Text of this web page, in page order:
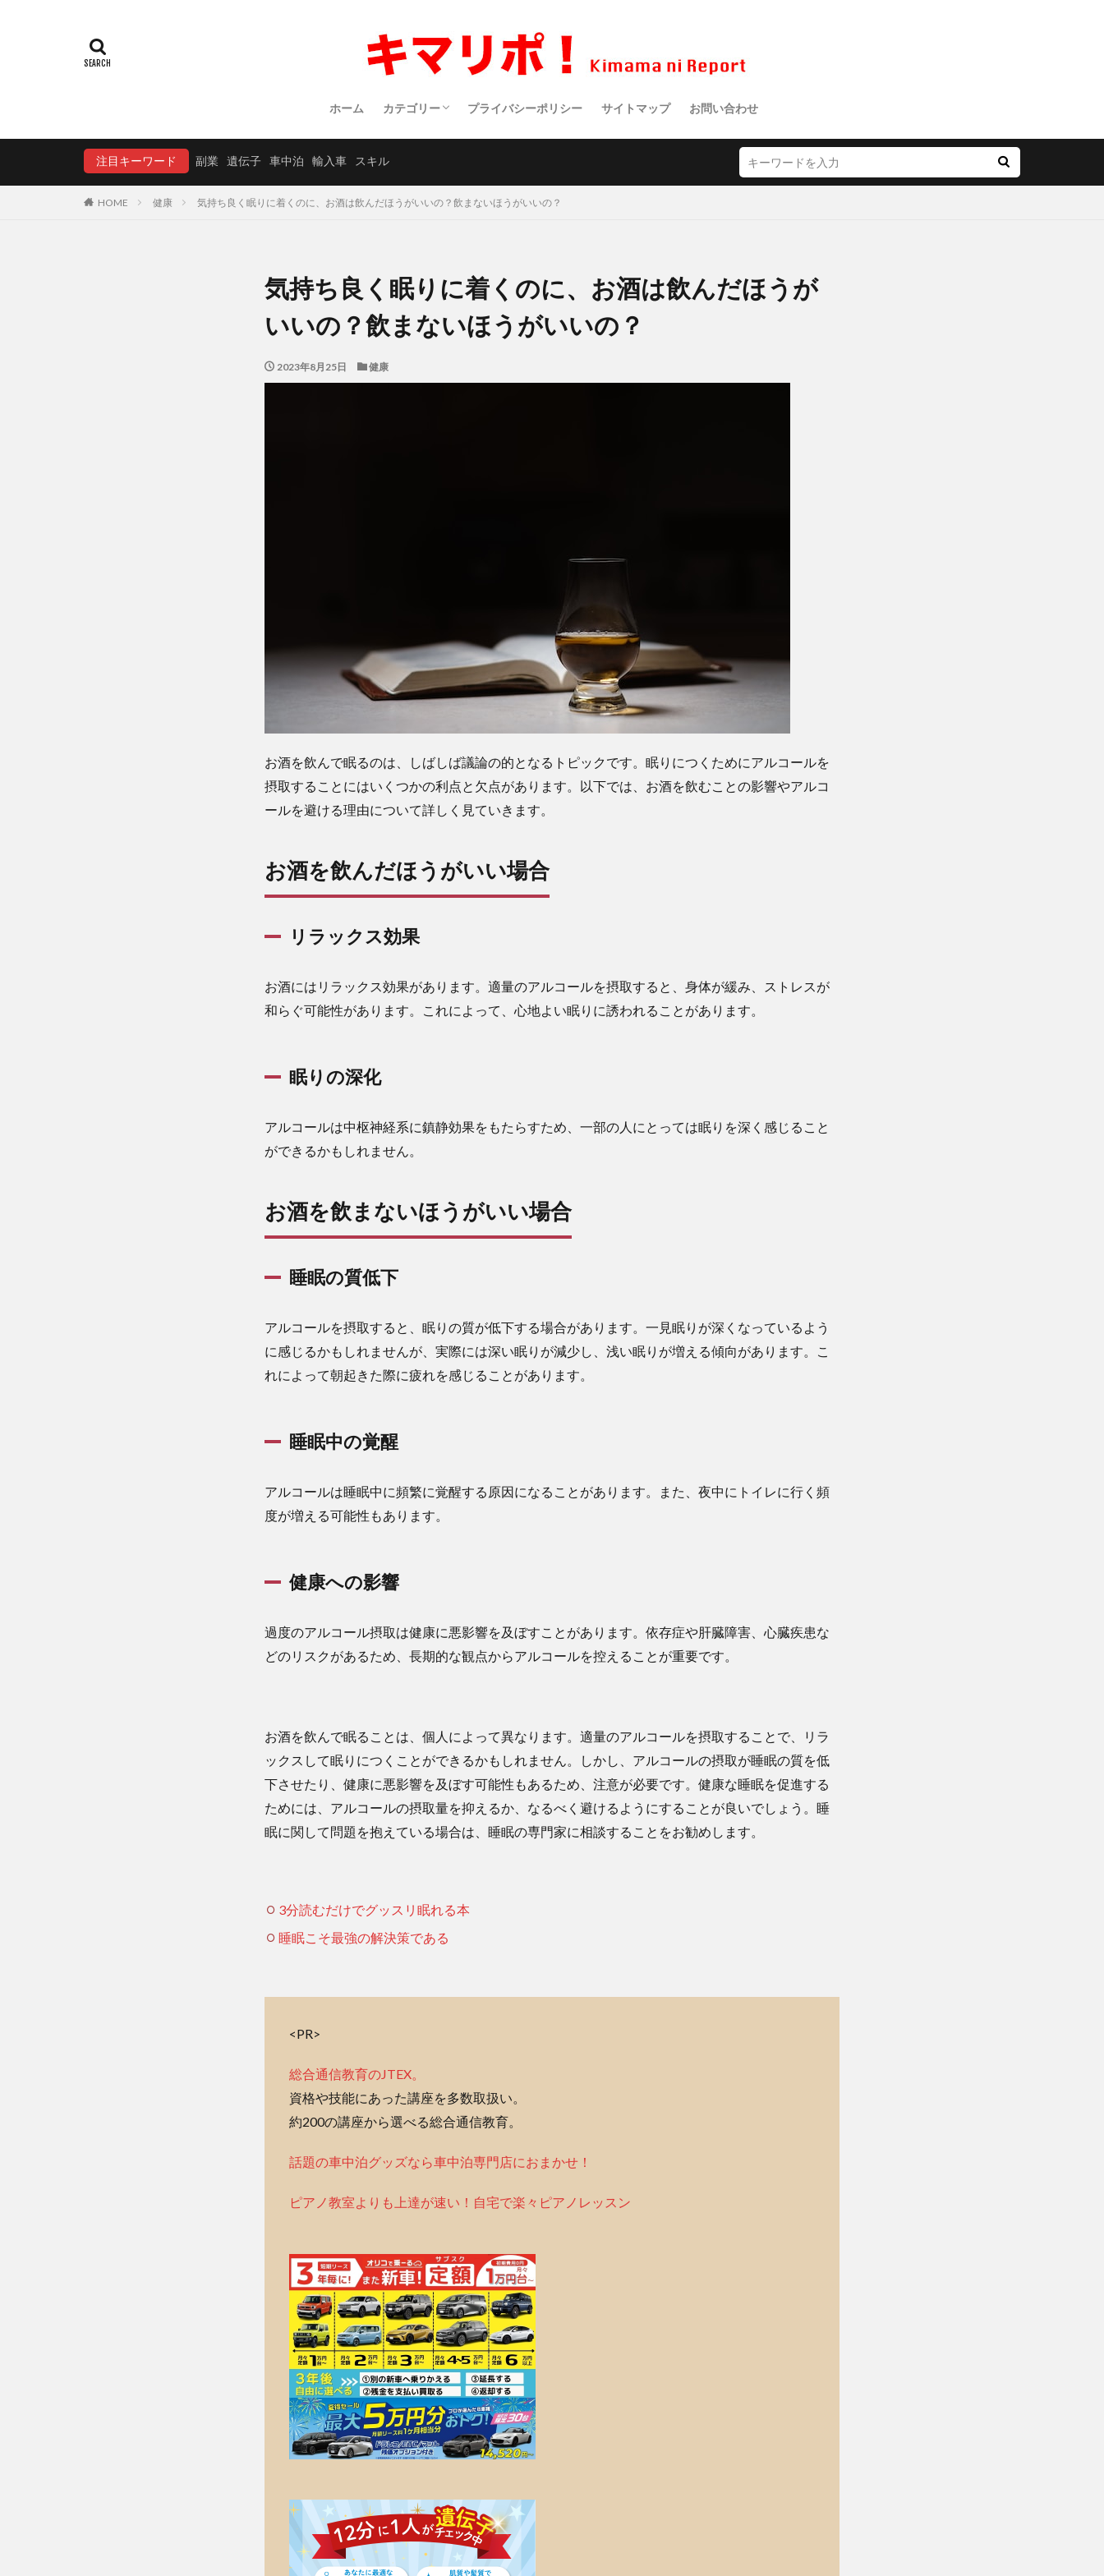
ホーム カテゴリー
生活・趣味
健康
食事
アウトドア
仕事・副業
サイエンス
スポーツ
クルマ・バイク
映画・ドラマ・アニメ
医療
ポエム
プライバシーポリシー サイトマップ お問い合わせ
注目キーワード 副業 遺伝子 車中泊 輸入車 スキル
HOME 健康 気持ち良く眠りに着くのに、お酒は飲んだほうがいいの？飲まないほうがいいの？
気持ち良く眠りに着くのに、お酒は飲んだほうが
いいの？飲まないほうがいいの？
2023年8月25日 健康
お酒を飲んで眠るのは、しばしば議論の的となるトピックです。眠りにつくためにアルコールを
摂取することにはいくつかの利点と欠点があります。以下では、お酒を飲むことの影響やアルコ
ールを避ける理由について詳しく見ていきます。
お酒を飲んだほうがいい場合
リラックス効果
お酒にはリラックス効果があります。適量のアルコールを摂取すると、身体が緩み、ストレスが
和らぐ可能性があります。これによって、心地よい眠りに誘われることがあります。
眠りの深化
アルコールは中枢神経系に鎮静効果をもたらすため、一部の人にとっては眠りを深く感じること
ができるかもしれません。
お酒を飲まないほうがいい場合
睡眠の質低下
アルコールを摂取すると、眠りの質が低下する場合があります。一見眠りが深くなっているよう
に感じるかもしれませんが、実際には深い眠りが減少し、浅い眠りが増える傾向があります。こ
れによって朝起きた際に疲れを感じることがあります。
睡眠中の覚醒
アルコールは睡眠中に頻繁に覚醒する原因になることがあります。また、夜中にトイレに行く頻
度が増える可能性もあります。
健康への影響
過度のアルコール摂取は健康に悪影響を及ぼすことがあります。依存症や肝臓障害、心臓疾患な
どのリスクがあるため、長期的な観点からアルコールを控えることが重要です。
お酒を飲んで眠ることは、個人によって異なります。適量のアルコールを摂取することで、リラ
ックスして眠りにつくことができるかもしれません。しかし、アルコールの摂取が睡眠の質を低
下させたり、健康に悪影響を及ぼす可能性もあるため、注意が必要です。健康な睡眠を促進する
ためには、アルコールの摂取量を抑えるか、なるべく避けるようにすることが良いでしょう。睡
眠に関して問題を抱えている場合は、睡眠の専門家に相談することをお勧めします。
3分読むだけでグッスリ眠れる本
睡眠こそ最強の解決策である
<PR>
総合通信教育のJTEX。
資格や技能にあった講座を多数取扱い。
約200の講座から選べる総合通信教育。
話題の車中泊グッズなら車中泊専門店におまかせ！
ピアノ教室よりも上達が速い！自宅で楽々ピアノレッスン